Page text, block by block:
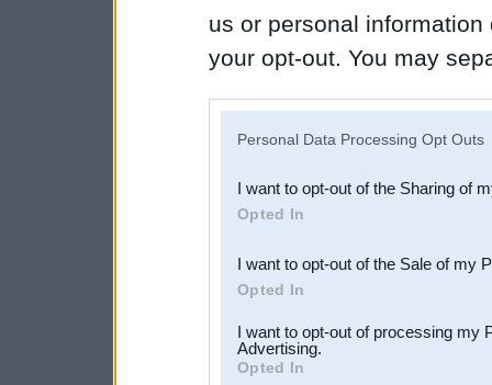
us or personal
your opt-out. You may
Downstream Participants
third parties.
Personal Data Processing Opt Outs
I want to opt-out of the Sharing of
Opted In
I want to opt-out of the Sale of my
Opted In
I want to opt-out of processing my
Advertising.
Opted In